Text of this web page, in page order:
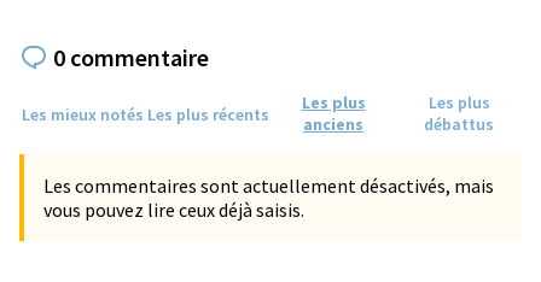
0 commentaire
Les mieux notés Les plus récents
Les plus
anciens
Les plus
débattus
Les commentaires sont actuellement désactivés, mais
vous pouvez lire ceux déjà saisis.